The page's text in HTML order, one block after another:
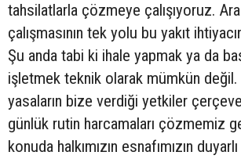
tahsilatlarla çözmeye çalışıyoruz.
çalışmasının tek yolu bu yakıt
Şu anda tabi ki ihale yapmak ya da
işletmek teknik olarak mümkün değil.
yasaların bize verdiği yetkiler
günlük rutin harcamaları çözmemiz
konuda halkımızın esnafımızın